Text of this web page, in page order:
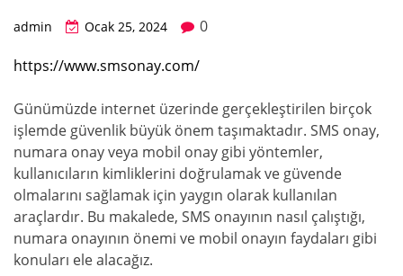
admin Ocak 25, 2024
0
https://www.smsonay.com/
Günümüzde internet üzerinde gerçekleştirilen birçok
işlemde güvenlik büyük önem taşımaktadır. SMS onay,
numara onay veya mobil onay gibi yöntemler,
kullanıcıların kimliklerini doğrulamak ve güvende
olmalarını sağlamak için yaygın olarak kullanılan
araçlardır. Bu makalede, SMS onayının nasıl çalıştığı,
numara onayının önemi ve mobil onayın faydaları gibi
konuları ele alacağız.